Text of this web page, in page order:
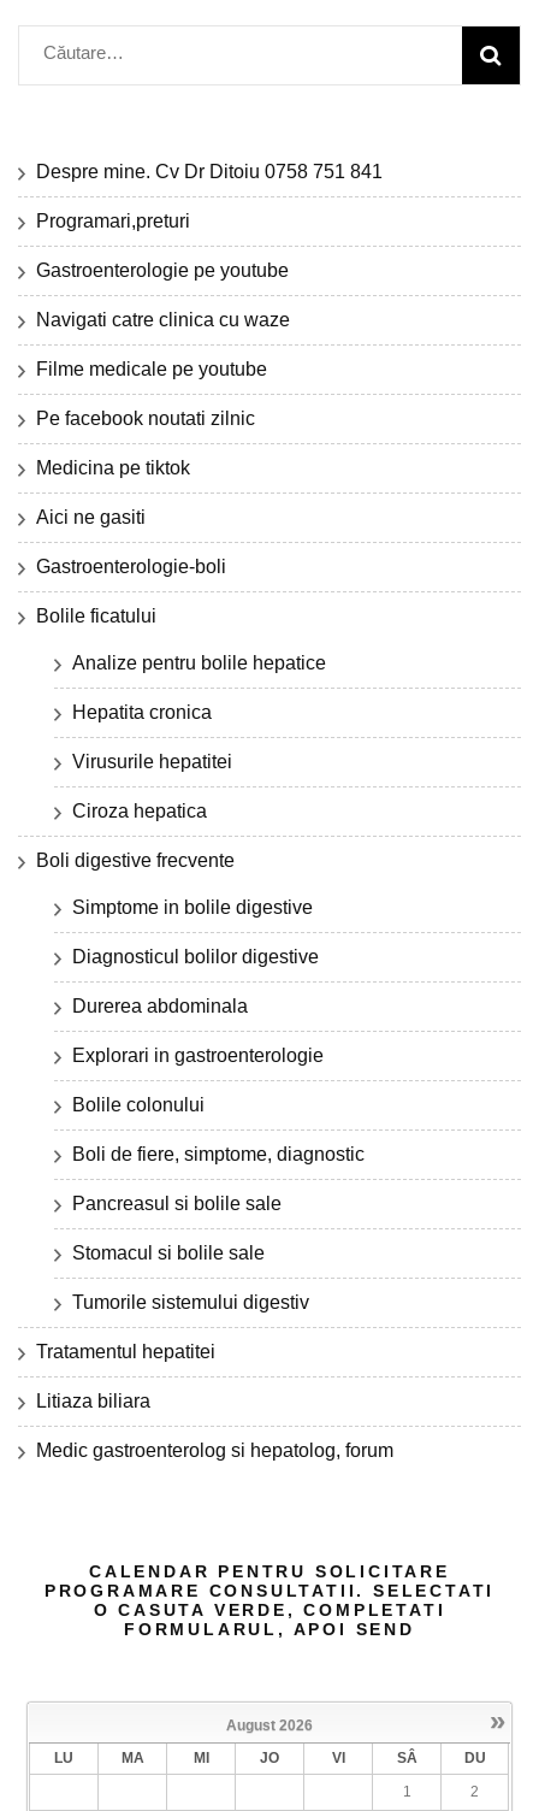
Caută
după:
Despre mine. Cv Dr Ditoiu 0758 751 841
Programari,preturi
Gastroenterologie pe youtube
Navigati catre clinica cu waze
Filme medicale pe youtube
Pe facebook noutati zilnic
Medicina pe tiktok
Aici ne gasiti
Gastroenterologie-boli
Bolile ficatului
Analize pentru bolile hepatice
Hepatita cronica
Virusurile hepatitei
Ciroza hepatica
Boli digestive frecvente
Simptome in bolile digestive
Diagnosticul bolilor digestive
Durerea abdominala
Explorari in gastroenterologie
Bolile colonului
Boli de fiere, simptome, diagnostic
Pancreasul si bolile sale
Stomacul si bolile sale
Tumorile sistemului digestiv
Tratamentul hepatitei
Litiaza biliara
Medic gastroenterolog si hepatolog, forum
CALENDAR PENTRU SOLICITARE
PROGRAMARE CONSULTATII. SELECTATI
O CASUTA VERDE, COMPLETATI
FORMULARUL, APOI SEND
»
August 2026
LU
MA MI JO VI SÂ
DU
1
2